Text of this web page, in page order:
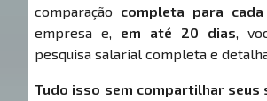
comparação completa para
empresa e, em até 20 dias,
pesquisa salarial completa e
Tudo isso sem compartilhar seus